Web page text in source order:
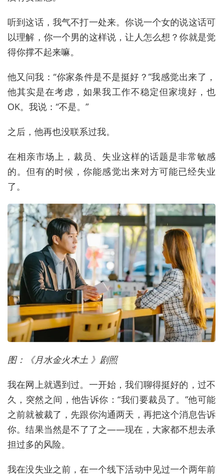
听到这话，我气不打一处来。你说一个女的说这话可
以理解，你一个男的这样说，让人怎么想？你就是觉
得你撑不起来嘛。
他又问我：“你家条件是不是挺好？”我感觉出来了，
他其实是在考虑，如果我工作不稳定但家境好，也
OK。我说：“不是。”
之后，他再也没联系过我。
在相亲市场上，裁员、失业这样的话题是非常敏感
的。但有的时候，你能感觉出来对方可能已经失业
了。
图：《月水金火木土 》剧照
我在网上就遇到过。一开始，我们聊得挺好的，过不
久，突然之间，他告诉你：“我们要裁员了。”他可能
之前就被裁了，先跟你沟通两天，再把这个消息告诉
你。结果当然是不了了之——现在，大家都不想去承
担过多的风险。
我在没失业之前，在一个线下活动中见过一个两年前